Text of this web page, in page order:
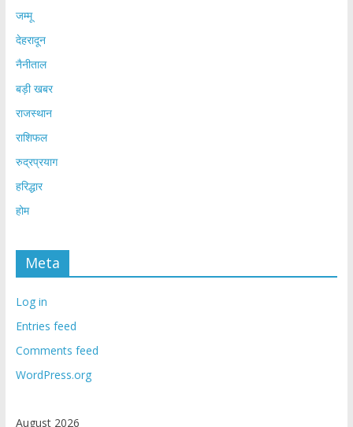
जम्मू
देहरादून
नैनीताल
बड़ी खबर
राजस्थान
राशिफल
रुद्रप्रयाग
हरिद्धार
होम
Meta
Log in
Entries feed
Comments feed
WordPress.org
August 2026